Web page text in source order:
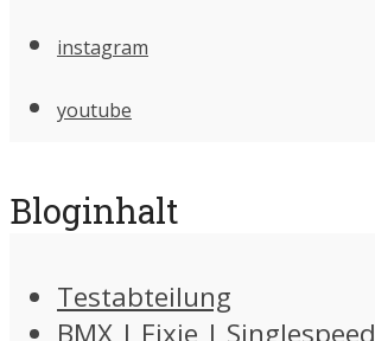
instagram
youtube
Bloginhalt
Testabteilung
BMX | Fixie | Singlespeed